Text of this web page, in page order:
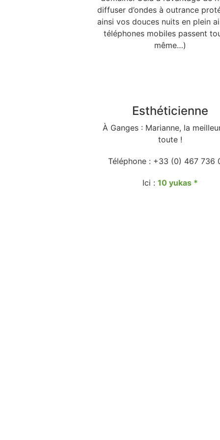
diffuser d’ondes à outrance
ainsi vos douces nuits en plein
téléphones mobiles passent
même…)
Esthéticienne
À Ganges : Marianne, la
toute !
Téléphone : +33 (0) 467 736
Ici : 10 yukas *